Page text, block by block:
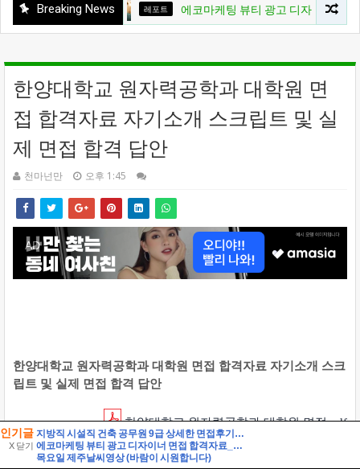
인기글
X 닫기
지방직 시설직 건축 공무원 9급 상세한 면접후기 및 기출 질문답변, 건축직 필수 정보 직무상식 정리 [시설직 건축직 공무원 면접]
에코마케팅 뷰티 광고 디자이너 면접 합격자료_1 자기소개 스크립트 및 실제 면접 합격 답안
목요일 제주날씨영상 (바람이 시원합니다)